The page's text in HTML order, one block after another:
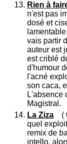
Rien à
n'est pas
dosé et
vais partir
auteur est
est criblé
d'humour
l'acné
son caca,
L'absence
Magistral.
La Ziza (
quel
remix de
intello,